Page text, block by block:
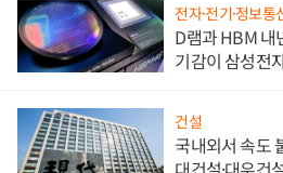
전자·전기·정보통
D램과 HBM 내
기감이 삼성전
건설
국내외서 속도